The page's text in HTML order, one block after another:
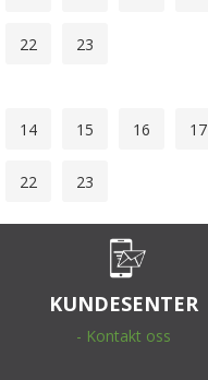
22 23
14 15 16 17
22 23
KUNDESENTER
- Kontakt oss